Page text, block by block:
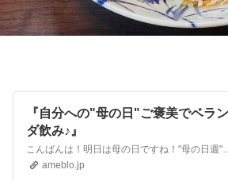
『自分への"母の日"ご褒美でベラン
ダ飲み♪』
こんばんは！明日は母の日ですね！"母の日週"と言うことで、何か
ameblo.jp